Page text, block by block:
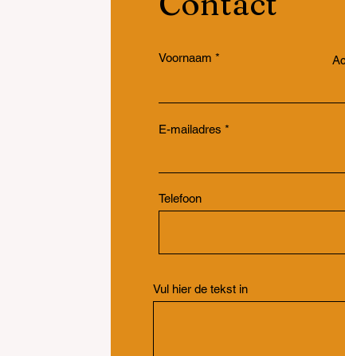
Voornaam
E-mailadres
Telefoon
Vul hier de tekst in